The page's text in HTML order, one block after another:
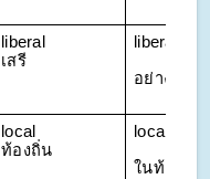
liberal
เสรี
liberally
อย่างเสรี
local
ท้องถิ่น
locally
ในท้องถิ่น